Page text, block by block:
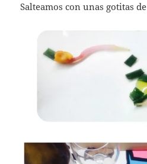
Salteamos con unas gotitas